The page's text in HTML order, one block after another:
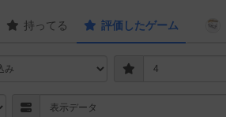
持ってる 評価したゲーム